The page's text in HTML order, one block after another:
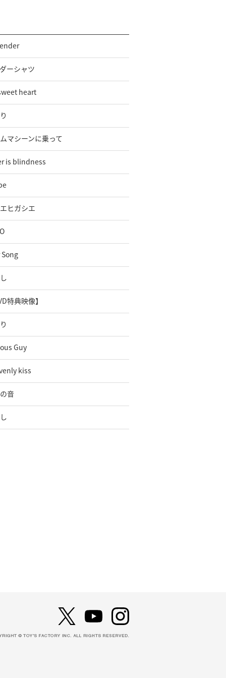
ーシャツ
heart
マシーンに乗って
is blindness
ヒガシエ
Song
特典映像】
Guy
kiss
音